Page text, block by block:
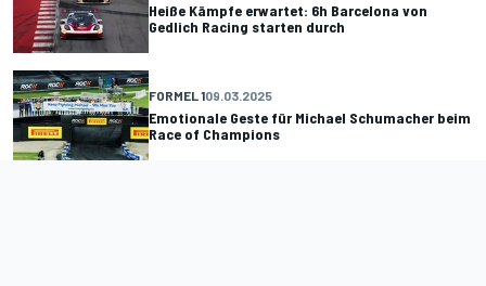
Heiße Kämpfe erwartet: 6h Barcelona von
Gedlich Racing starten durch
FORMEL 109.03.2025
Emotionale Geste für Michael Schumacher beim
Race of Champions